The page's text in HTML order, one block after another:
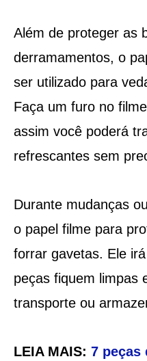
Além de proteger as
derramamentos, o
ser utilizado para
Faça um furo no
assim você poderá
refrescantes sem
Durante mudanças
o papel filme para
forrar gavetas. Ele
peças fiquem limpas
transporte ou
LEIA MAIS: 7 peças